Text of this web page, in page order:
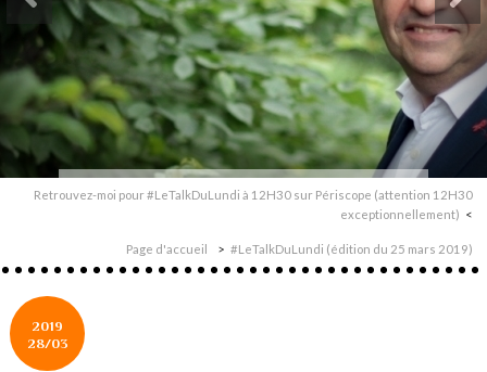
Retrouvez-moi pour #LeTalkDuLundi à 12H30 sur Périscope (attention 12H30
exceptionnellement)
Page d'accueil #LeTalkDuLundi (édition du 25 mars 2019)
2019
28/03